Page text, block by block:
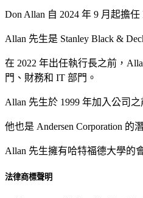
Don Allan 自 2024 年 9 月起擔
Allan 先生是 Stanley Black &
在 2022 年出任執行長之前，
門、財務和 IT 部門。
Allan 先生於 1999 年加入公司
他也是 Andersen Corporation
Allan 先生擁有哈特福德大學的
法律商標聲明